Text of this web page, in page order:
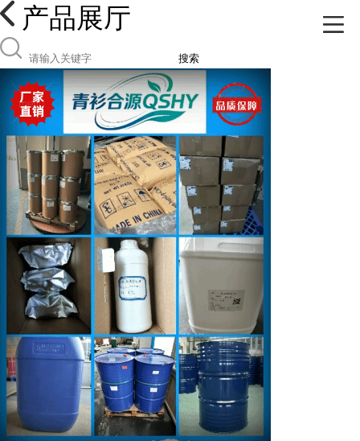
产品展厅
搜索